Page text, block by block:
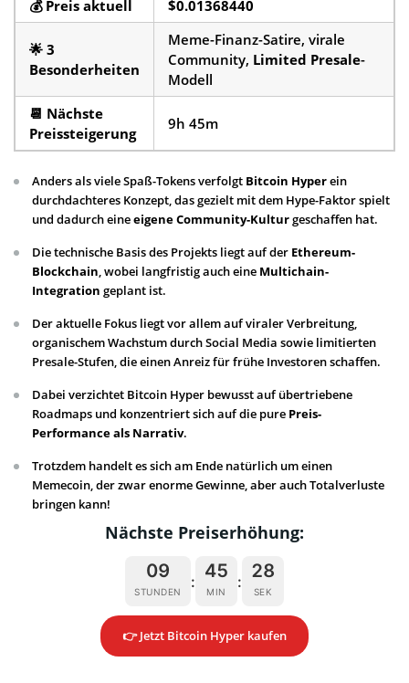
💰 Preis aktuell $0.01368440
🌟 3
Besonderheiten
Meme-Finanz-Satire, virale
Community, Limited Presale-
Modell
📆 Nächste
Preissteigerung
9h 45m
Anders als viele Spaß-Tokens verfolgt Bitcoin Hyperein
durchdachteres Konzept, das gezielt mit dem Hype-Faktor spielt
und dadurch eineeigene Community-Kulturgeschaffen hat.
Die technische Basis des Projekts liegt auf der Ethereum-
Blockchain, wobei langfristig auch eine Multichain-
Integration geplant ist.
Der aktuelle Fokus liegt vor allem auf viraler Verbreitung,
organischem Wachstum durch Social Media sowie limitierten
Presale-Stufen, die einen Anreiz für frühe Investoren schaffen.
Dabei verzichtet Bitcoin Hyper bewusst auf übertriebene
Roadmaps und konzentriert sich auf die pure Preis-
Performance als Narrativ.
Trotzdem handelt es sich am Ende natürlich um einen
Memecoin, der zwar enorme Gewinne, aber auch Totalverluste
bringen kann!
Nächste Preiserhöhung:
09
STUNDEN
: 45
MIN
: 27
SEK
👉 Jetzt Bitcoin Hyper kaufen